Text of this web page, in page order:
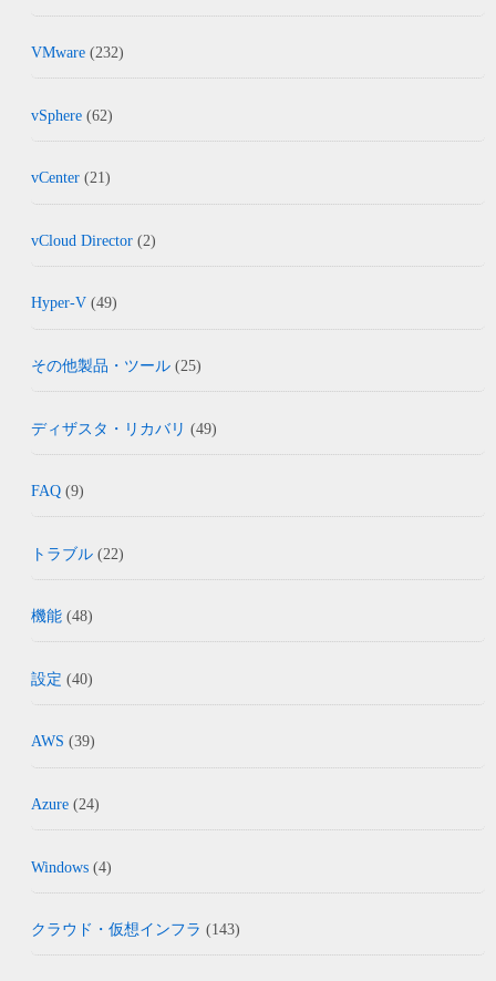
VMware (232)
vSphere (62)
vCenter (21)
vCloud Director (2)
Hyper-V (49)
その他製品・ツール (25)
ディザスタ・リカバリ (49)
FAQ (9)
トラブル (22)
機能 (48)
設定 (40)
AWS (39)
Azure (24)
Windows (4)
クラウド・仮想インフラ (143)